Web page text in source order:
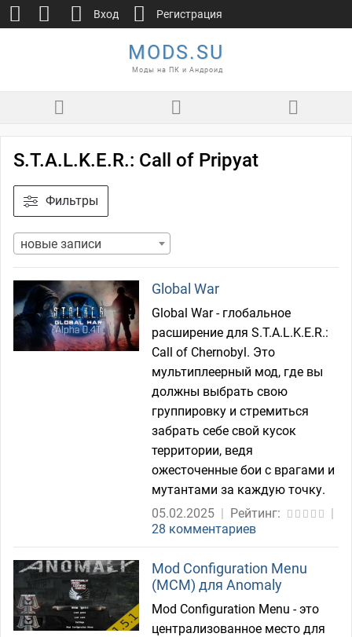
MODS.SU
Моды на ПК и Андроид
S.T.A.L.K.E.R.: Call of Pripyat
Фильтры
новые записи
Global War
Global War - глобальное
расширение для S.T.A.L.K.E.R.:
Call of Chernobyl. Это
мультиплеерный мод, где вы
должны выбрать свою
группировку и стремиться
забрать себе свой кусок
территории, ведя
ожесточенные бои с врагами и
мутантами за каждую точку.
05.02.2025 | Рейтинг:
|
28 комментариев
Mod Configuration Menu
(MCM) для Anomaly
Mod Configuration Menu - это
централизованное место для
Вход Регистрация